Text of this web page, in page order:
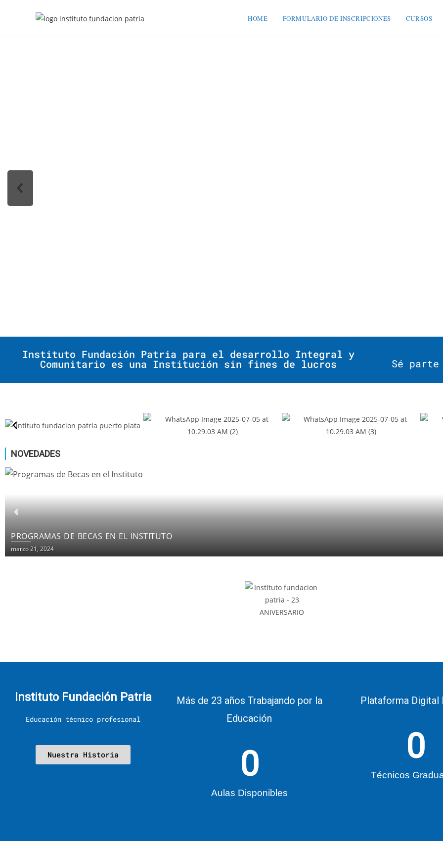
HOME FORMULARIO DE INSCRIPCIONES CURSOS
Instituto Fundación Patria para el desarrollo Integral y
Comunitario es una Institución sin fines de lucros Sé
NOVEDADES
PROGRAMAS DE BECAS EN EL INSTITUTO
marzo 21, 2024
Instituto Fundación Patria
Educación técnico profesional
Nuestra Historia
Más de 23 años Trabajando por la
Educación
Aulas Disponibles
0
Plataforma Digital
Técnicos
0